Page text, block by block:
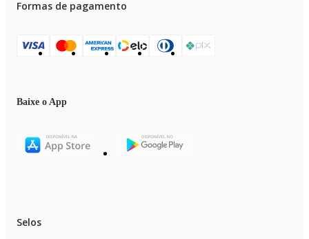
Formas de pagamento
Baixe o App
Selos